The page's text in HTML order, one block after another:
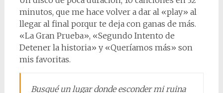
minutos, que me hace volver a dar al «play» al
llegar al final porqur te deja con ganas de más.
«La Gran Prueba», «Segundo Intento de
Detener la historia» y «Queríamos más» son
mis favoritas.
Busqué un lugar donde esconder mi ruina